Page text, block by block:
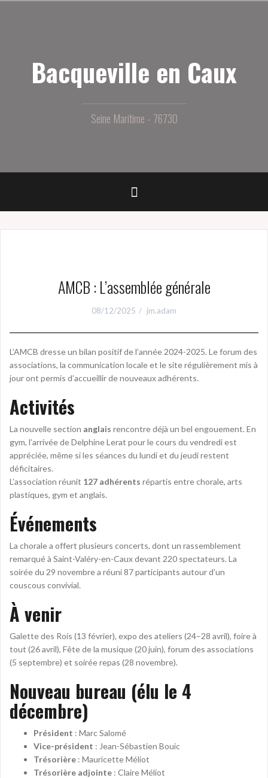
Bacqueville en Caux
Seine Maritime - 76730
AMCB : L’assemblée générale
08/12/2025 jm.adam
L’AMCB dresse un bilan positif de l’année 2024-2025. Le forum des
associations, la communication locale et le site régulièrement mis à
jour ont permis d’accueillir de nouveaux adhérents.
Activités
La nouvelle section anglais rencontre déjà un bel engouement. En
gym, l’arrivée de Delphine Lerat pour le cours du vendredi est
appréciée, même si les séances du lundi et du jeudi restent
déficitaires.
L’association réunit 127 adhérents répartis entre chorale, arts
plastiques, gym et anglais.
Événements
La chorale a offert plusieurs concerts, dont un rassemblement
remarqué à Saint-Valéry-en-Caux devant 220 spectateurs. La
soirée du 29 novembre a réuni 87 participants autour d’un
couscous convivial.
À venir
Galette des Rois (13 février), expo des ateliers (24–28 avril), foire à
tout (26 avril), Fête de la musique (20 juin), forum des associations
(5 septembre) et soirée repas (28 novembre).
Nouveau bureau (élu le 4
décembre)
Président : Marc Salomé
Vice-président : Jean-Sébastien Bouic
Trésorière : Mauricette Méliot
Trésorière adjointe : Claire Méliot